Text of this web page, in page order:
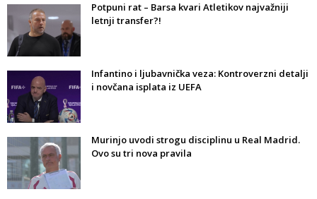
Potpuni rat – Barsa kvari Atletikov najvažniji
letnji transfer?!
Infantino i ljubavnička veza: Kontroverzni detalji
i novčana isplata iz UEFA
Murinjo uvodi strogu disciplinu u Real Madrid.
Ovo su tri nova pravila